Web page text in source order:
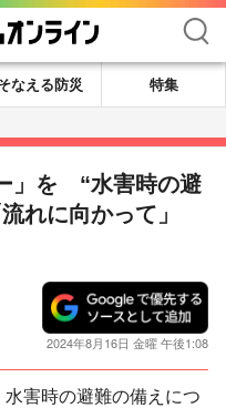
検索
なえる防災
特集
」を “水害時の避
れに向かって」
2024年8月16日 金曜 午後1:08
害時の避難の備えにつ